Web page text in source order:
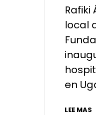
Rafiki
local
en
LEE MAS